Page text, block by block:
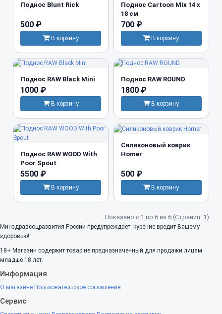
Поднос Blunt Rick
500 ₽
В корзину
Поднос Cartoon Mix 14 x
18 см
700 ₽
В корзину
Поднос RAW Black Mini
1000 ₽
В корзину
Поднос RAW ROUND
1800 ₽
В корзину
Поднос RAW WOOD With
Poor Spout
5500 ₽
В корзину
Силиконовый коврик
Homer
500 ₽
В корзину
Показано с 1 по 6 из 6 (Страниц: 1)
Минздравсоцразвития России предупреждает: курение вредит Вашему
здоровью!
18+ Магазин содержит товар не предназначенный для продажи лицам
младше 18 лет.
Информация
О магазине Пользовательское соглашение
Сервис